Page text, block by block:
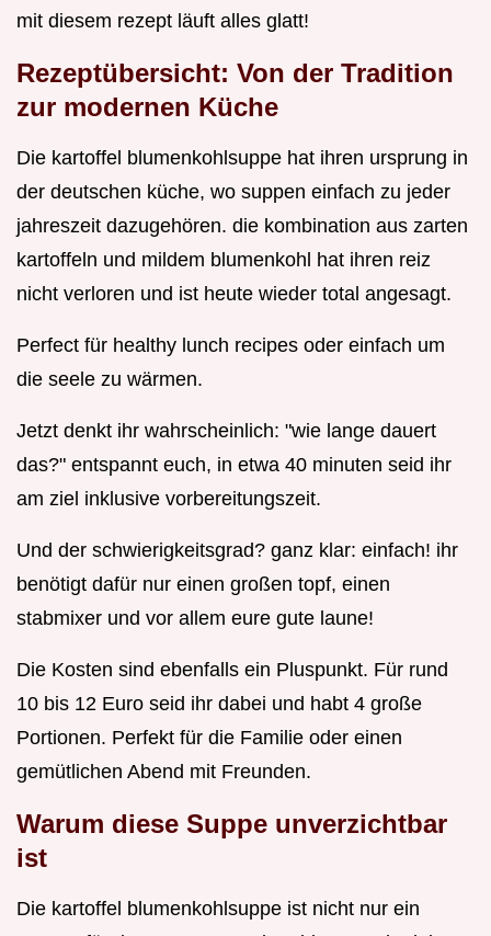
mit diesem rezept läuft alles glatt!
Rezeptübersicht: Von der Tradition
zur modernen Küche
Die kartoffel blumenkohlsuppe hat ihren ursprung in
der deutschen küche, wo suppen einfach zu jeder
jahreszeit dazugehören. die kombination aus zarten
kartoffeln und mildem blumenkohl hat ihren reiz
nicht verloren und ist heute wieder total angesagt.
Perfect für healthy lunch recipes oder einfach um
die seele zu wärmen.
Jetzt denkt ihr wahrscheinlich: "wie lange dauert
das?" entspannt euch, in etwa 40 minuten seid ihr
am ziel inklusive vorbereitungszeit.
Und der schwierigkeitsgrad? ganz klar: einfach! ihr
benötigt dafür nur einen großen topf, einen
stabmixer und vor allem eure gute laune!
Die Kosten sind ebenfalls ein Pluspunkt. Für rund
10 bis 12 Euro seid ihr dabei und habt 4 große
Portionen. Perfekt für die Familie oder einen
gemütlichen Abend mit Freunden.
Warum diese Suppe unverzichtbar
ist
Die kartoffel blumenkohlsuppe ist nicht nur ein